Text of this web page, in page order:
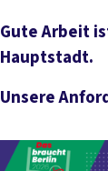
Gute Arbeit
Hauptstadt.
Unsere